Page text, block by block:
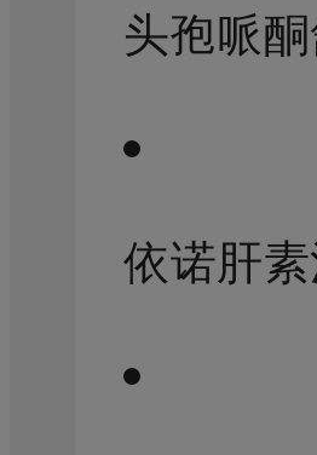
头孢哌
依诺肝素